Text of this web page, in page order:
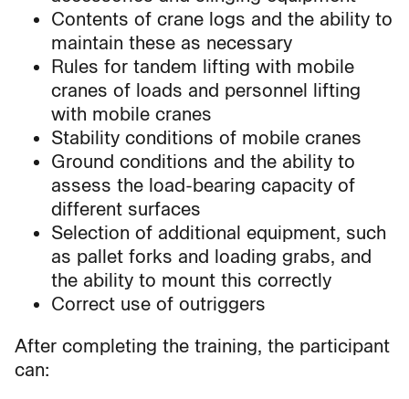
Contents of crane logs and the ability to
maintain these as necessary
Rules for tandem lifting with mobile
cranes of loads and personnel lifting
with mobile cranes
Stability conditions of mobile cranes
Ground conditions and the ability to
assess the load-bearing capacity of
different surfaces
Selection of additional equipment, such
as pallet forks and loading grabs, and
the ability to mount this correctly
Correct use of outriggers
After completing the training, the participant
can: